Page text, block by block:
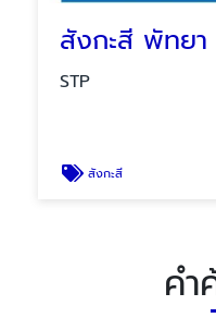
สังกะสี พัทย
STP
สังกะสี
คำ